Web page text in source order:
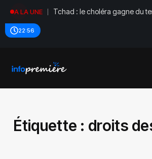
A LA UNE Tchad : le choléra gagne du
22:56
Étiquette : droits